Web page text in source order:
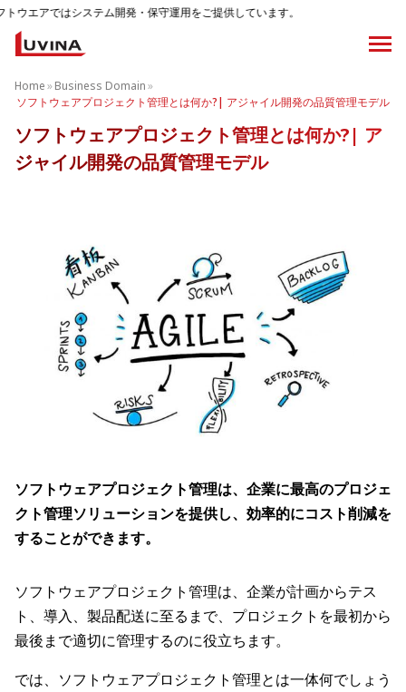
開発・保守運用をご提供しています。
Home»Business Domain»
ソフトウェアプロジェクト管理とは何か?| アジャイル開発の品質管理モデル
ソフトウェアプロジェクト管理とは何か?| ア
ジャイル開発の品質管理モデル
ソフトウェアプロジェクト管理は、企業に最高のプロジェ
クト管理ソリューションを提供し、効率的にコスト削減を
することができます。
ソフトウェアプロジェクト管理は、企業が計画からテス
ト、導入、製品配送に至るまで、プロジェクトを最初から
最後まで適切に管理するのに役立ちます。
では、ソフトウェアプロジェクト管理とは一体何でしょう